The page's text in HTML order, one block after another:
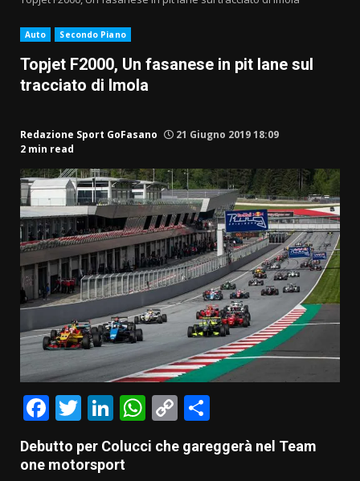
Auto Secondo Piano
Topjet F2000, Un fasanese in pit lane sul
tracciato di Imola
Redazione Sport GoFasano
21 Giugno 2019 18:09
2 min read
Facebook
Twitter
LinkedIn
WhatsApp
Copy
Debutto per Colucci che gareggerà nel Team
one motorsport